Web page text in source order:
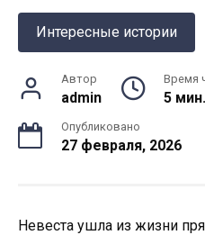
Интересные истории
Автор
admin
Время
5 мин.
Опубликовано
27 февраля, 2026
Невеста ушла из жизни